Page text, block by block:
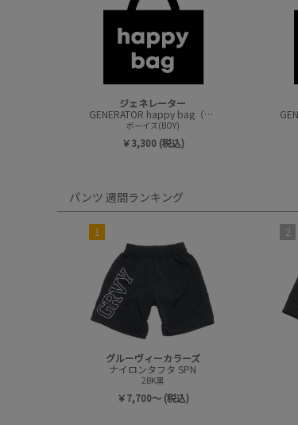
ジェネレーター
GENERATOR happy bag（ハッピーバック）
ボーイズ(BOY)
￥3,300 (税込)
パンツ 週間ランキング
1
グルーヴィーカラーズ
ナイロンタフタ SPN
2BK黒
￥7,700～ (税込)
2